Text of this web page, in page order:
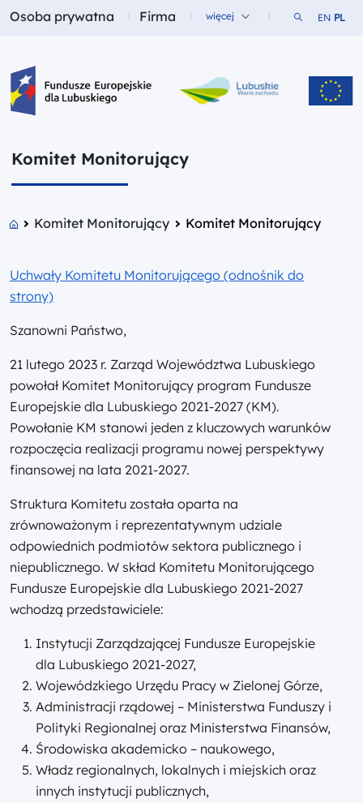
Fundusze dla
Osoba prywatna Fundusze dla
Firma więcej Szukaj w
EN PL
Fundusze Europejskie dla Lubuskiego
Komitet Monitorujący
Komitet Monitorujący Komitet Monitorujący
Uchwały Komitetu Monitorującego (odnośnik do
strony)
Szanowni Państwo,
21 lutego 2023 r. Zarząd Województwa Lubuskiego
powołał Komitet Monitorujący program Fundusze
Europejskie dla Lubuskiego 2021-2027 (KM).
Powołanie KM stanowi jeden z kluczowych warunków
rozpoczęcia realizacji programu nowej perspektywy
finansowej na lata 2021-2027.
Struktura Komitetu została oparta na
zrównoważonym i reprezentatywnym udziale
odpowiednich podmiotów sektora publicznego i
niepublicznego. W skład Komitetu Monitorującego
Fundusze Europejskie dla Lubuskiego 2021-2027
wchodzą przedstawiciele:
Instytucji Zarządzającej Fundusze Europejskie
dla Lubuskiego 2021-2027,
Wojewódzkiego Urzędu Pracy w Zielonej Górze,
Administracji rządowej – Ministerstwa Funduszy i
Polityki Regionalnej oraz Ministerstwa Finansów,
Środowiska akademicko – naukowego,
Władz regionalnych, lokalnych i miejskich oraz
innych instytucji publicznych,